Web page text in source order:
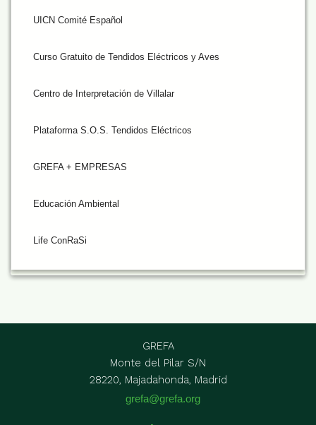
UICN Comité Español
Curso Gratuito de Tendidos Eléctricos y Aves
Centro de Interpretación de Villalar
Plataforma S.O.S. Tendidos Eléctricos
GREFA + EMPRESAS
Educación Ambiental
Life ConRaSi
GREFA
Monte del Pilar S/N
28220, Majadahonda, Madrid
grefa@grefa.org